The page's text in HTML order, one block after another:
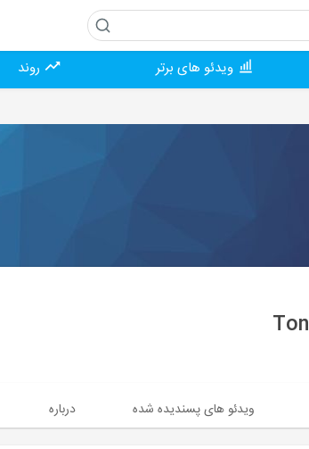
ویدئو های برتر روند
ویدئو های پسندیده شده درباره